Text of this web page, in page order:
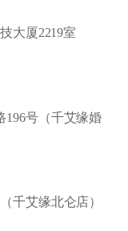
大厦2219室
196号（千艾缘婚
千艾缘北仑店）